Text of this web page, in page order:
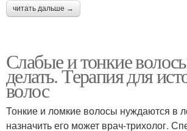
читать дальше →
Слабые и тонкие
делать. Терапия для
волос
Тонкие и ломкие волосы нуждаются в
назначить его может врач-трихолог.